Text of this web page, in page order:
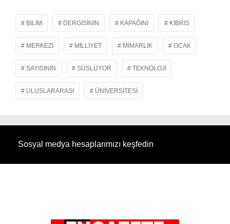
BILIM DERGISININ KAPAĞINI KIBRIS
MERKEZI MILLIYET MIMARLIK OCAK
SAYISININ SÜSLÜYOR TEKNOLOJI
ULUSLARARASI ÜNIVERSITESI
Sosyal medya hesaplarımızı keşfedin